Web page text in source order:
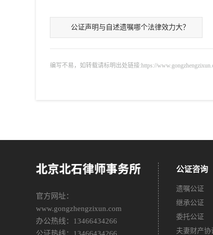
公证声明与自述遗嘱哪个法律效力大？
编写不易，如转载请标明出处链接:https://
官方网址：
www.gongzhengzixun.com
办公热线：13466434266
公证热线：13466434266
公证咨询
遗嘱公证
继承公证
委托公证
夫妻财产协